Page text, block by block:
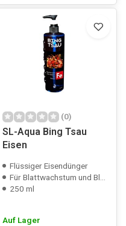
(0)
SL-Aqua Bing Tsau
Eisen
Flüssiger Eisendünger
Für Blattwachstum und Blattfarbe
250 ml
Auf Lager